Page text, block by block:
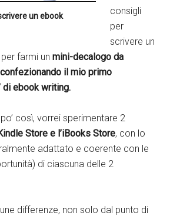
un ebook
consigli
per
scrivere un
farmi unmini-decalogo da
il mio primo
di ebook writing.
così, vorrei sperimentare 2
Store e l’iBooks Store, con lo
adattato e coerente con le
di ciascuna delle 2
differenze, non solo dal punto di